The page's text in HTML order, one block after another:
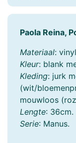
Paola Reina,
Materiaal:
Kleur: blank
Kleding: jurk
(wit/
mouwloos
Lengte: 36cm.
Serie: Manus.